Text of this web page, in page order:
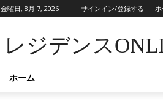
金曜日, 8月 7, 2026 サインイン/登録する ホ
レジデンス
ホーム